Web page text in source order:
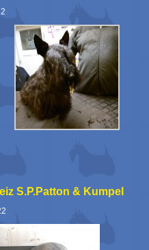
S.P.Patton & Kumpel